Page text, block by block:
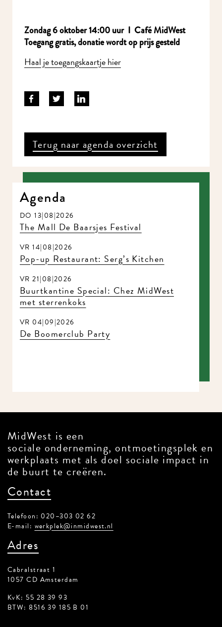
Zondag 6 oktober 14:00 uur I Café MidWest
Toegang gratis, donatie wordt opprijs gesteld
Haal je toegangskaartje hier
Terug naar agenda overzicht
Agenda
DO 13|08|2026
The Mall De Baarsjes Festival
VR 14|08|2026
Pop-up Restaurant: Serg’s Kitchen
VR 21|08|2026
Buurtkantine Special: Chez MidWest
met sterrenkoks
VR 04|09|2026
De Boomerclub Party
MidWest is een
sociale onderneming, ontmoetingsplek en
werkplaats met als doel sociale impact in
de buurt te creëren.
Contact
Telefoon: 020–303 02 62
E-mail: werkplek@inmidwest.nl
Adres
Cabralstraat 1
1057 CD Amsterdam
KvK: 55 28 39 93
BTW: 8516 39 185 B 01